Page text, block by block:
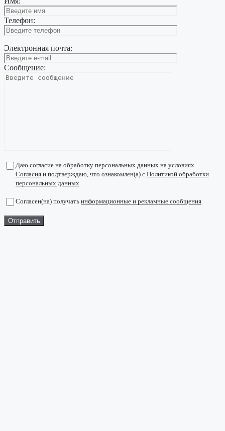
Телефон:
Электронная почта:
Сообщение:
Даю согласие на обработку персональных данных на условиях
Согласия и подтверждаю, что ознакомлен(а) с Политикой обработки
персональных данных
Согласен(на) получать информационные и рекламные сообщения